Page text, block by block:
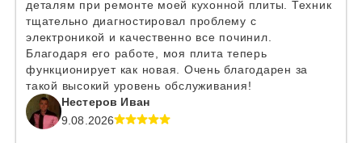
деталям при ремонте моей кухонной плиты. Техник
тщательно диагностировал проблему с
электроникой и качественно все починил.
Благодаря его работе, моя плита теперь
функционирует как новая. Очень благодарен за
такой высокий уровень обслуживания!
Нестеров Иван
9.08.2026